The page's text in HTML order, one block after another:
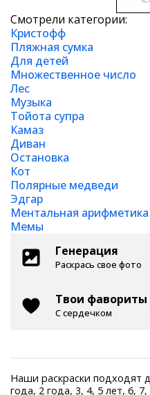
Смотрели категории:
Кристофф
Пляжная сумка
Для детей
Множественное число
Лес
Музыка
Тойота супра
Камаз
Диван
Остановка
Кот
Полярные медведи
Эдгар
Ментальная арифметика
Мемы
Генерация
Раскрась свое фото
Твои фавориты
С сердечком
Наши раскраски подходят
года, 2 года, 3, 4, 5 лет, 6,